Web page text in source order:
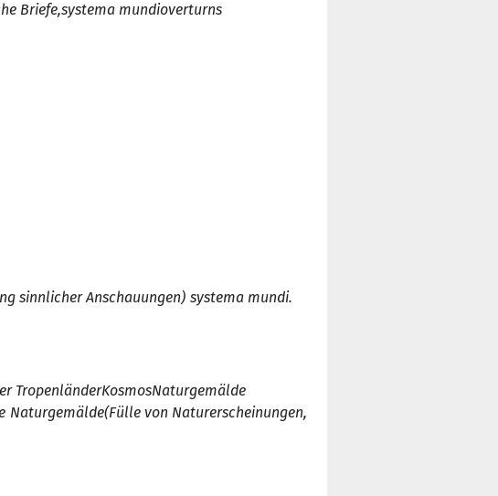
Briefe,systema mundioverturns
sinnlicher Anschauungen) systema mundi.
TropenländerKosmosNaturgemälde
Naturgemälde(Fülle von Naturerscheinungen,